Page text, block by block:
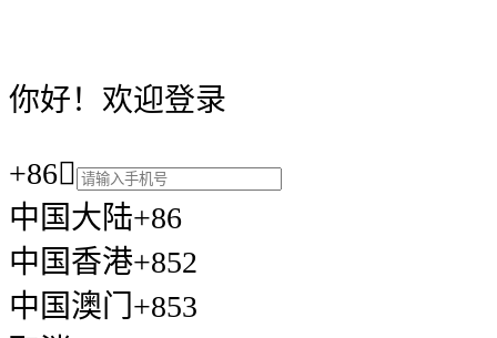
你好！欢迎登录
+86
中国大陆+86
中国香港+852
中国澳门+853